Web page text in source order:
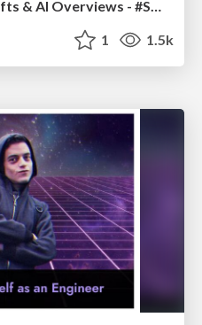
Navigating Algorithm Shifts & AI Overviews - #SMXNext
1 1.5k